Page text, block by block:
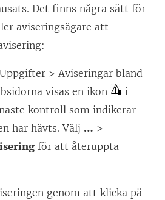
Det finns några sätt för
aviseringsägare att
> Aviseringar bland
visas en ikon
i
kontroll som indikerar
har hävts. Välj … >
för att återuppta
genom att klicka på